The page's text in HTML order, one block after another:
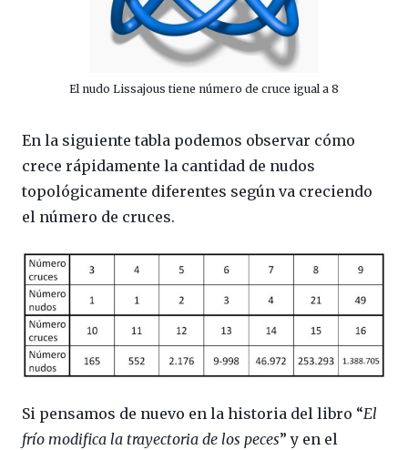
El nudo Lissajous tiene número de cruce igual a 8
En la siguiente tabla podemos observar cómo
crece rápidamente la cantidad de nudos
topológicamente diferentes según va creciendo
el número de cruces.
Si pensamos de nuevo en la historia del libro “El
frío modifica la trayectoria de los peces” y en el